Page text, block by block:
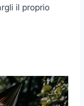
il proprio